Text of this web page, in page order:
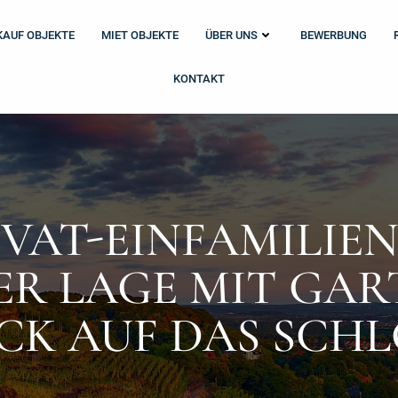
OBJEKTE MIET OBJEKTE ÜBER UNS BEWERBUNG
KONTAKT
LAGE MIT
AUF DAS